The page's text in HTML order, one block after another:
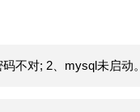
不对; 2、mysql未启动。